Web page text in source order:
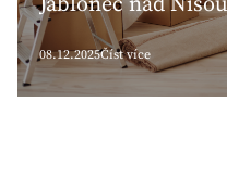
08.12.2025Číst více